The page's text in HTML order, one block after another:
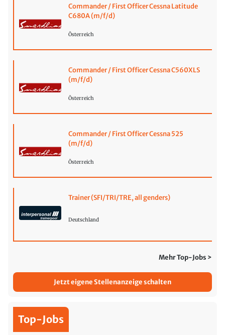
Commander / First Officer Cessna Latitude
C680A (m/f/d)
Österreich
Commander / First Officer Cessna C560XLS
(m/f/d)
Österreich
Commander / First Officer Cessna 525
(m/f/d)
Österreich
Trainer (SFI/TRI/TRE, all genders)
Deutschland
Mehr Top-Jobs >
Jetzt eigene Stellenanzeige schalten
Top-Jobs